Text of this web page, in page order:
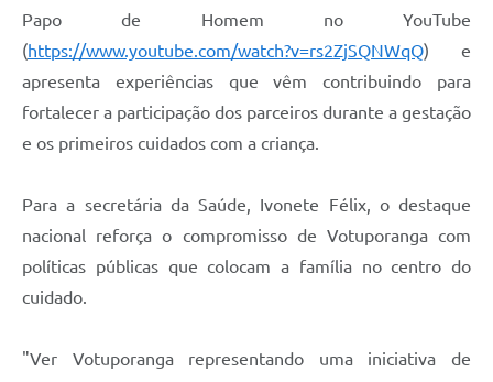
Papo de Homem no YouTube
(https://www.youtube.com/watch?v=rs2ZjSQNWqQ) e
apresenta experiências que vêm contribuindo para
fortalecer a participação dos parceiros durante a gestação
e os primeiros cuidados com a criança.
Para a secretária da Saúde, Ivonete Félix, o destaque
nacional reforça o compromisso de Votuporanga com
políticas públicas que colocam a família no centro do
cuidado.
"Ver Votuporanga representando uma iniciativa de